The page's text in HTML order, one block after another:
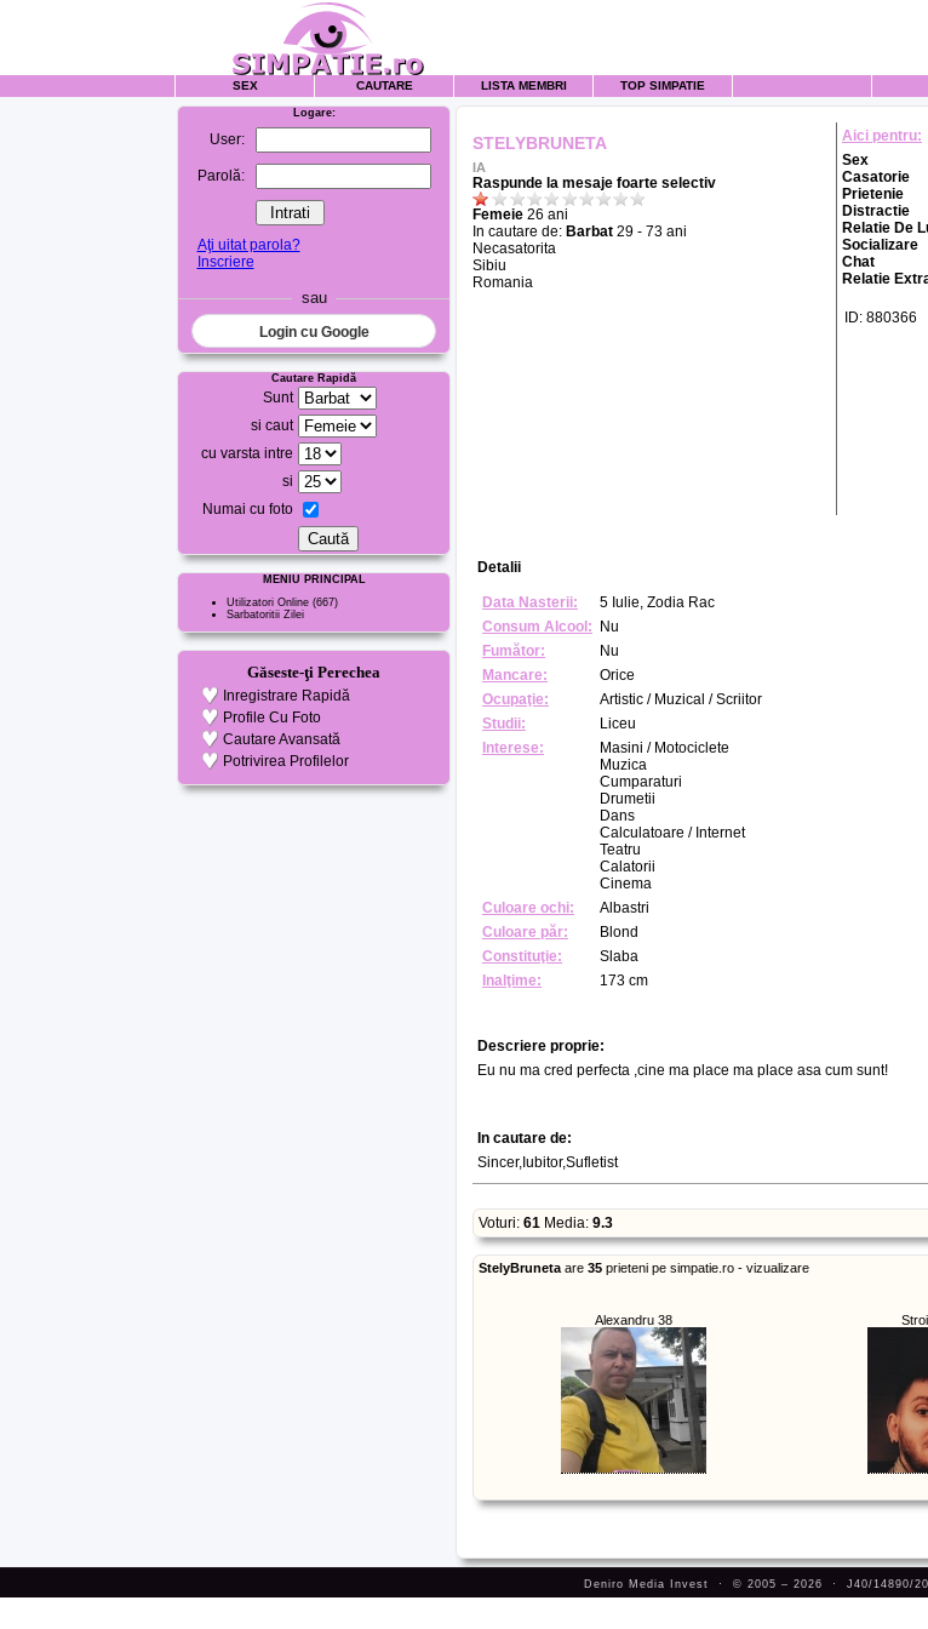
SEX CAUTARE LISTA MEMBRI TOP SIMPATIE
Logare:
User:
Parolă:
Aţi uitat parola?
Inscriere
sau
Login cu Google
Cautare Rapidă
Sunt
si caut
cu varsta intre
si
Numai cu foto
MENIU PRINCIPAL
Utilizatori Online (667)
Sarbatoritii Zilei
Găseste-ţi Perechea
Inregistrare Rapidă
Profile Cu Foto
Cautare Avansată
Potrivirea Profilelor
STELYBRUNETA
IA
Raspunde la mesaje foarte selectiv
Femeie 26 ani
In cautare de: Barbat 29 - 73 ani
Necasatorita
Sibiu
Romania
Aici pentru:
Sex
Casatorie
Prietenie
Distractie
Relatie De
Socializare
Chat
Relatie
ID: 880366
Detalii
Data Nasterii:
5 Iulie, Zodia Rac
Consum Alcool:
Nu
Fumător:
Nu
Mancare:
Orice
Ocupaţie:
Artistic / Muzical / Scriitor
Studii:
Liceu
Interese:
Masini / Motociclete
Muzica
Cumparaturi
Drumetii
Dans
Calculatoare / Internet
Teatru
Calatorii
Cinema
Culoare ochi:
Albastri
Culoare păr:
Blond
Constituţie:
Slaba
Inalţime:
173 cm
Descriere proprie:
Eu nu ma cred perfecta ,cine ma place ma place asa cum sunt!
In cautare de:
Sincer,Iubitor,Sufletist
Voturi: 61 Media: 9.3
StelyBruneta are 35 prieteni pe simpatie.ro - vizualizare
Alexandru 38
Deniro Media Invest · © 2005 – 2026 · J40/14890/